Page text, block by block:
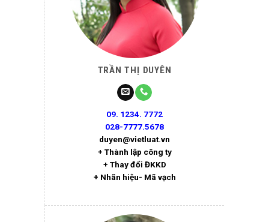
TRẦN THỊ DUYÊN
09. 1234. 7772
028-7777.5678
duyen@vietluat.vn
+ Thành lập công ty
+ Thay đổi ĐKKD
+ Nhãn hiệu- Mã vạch